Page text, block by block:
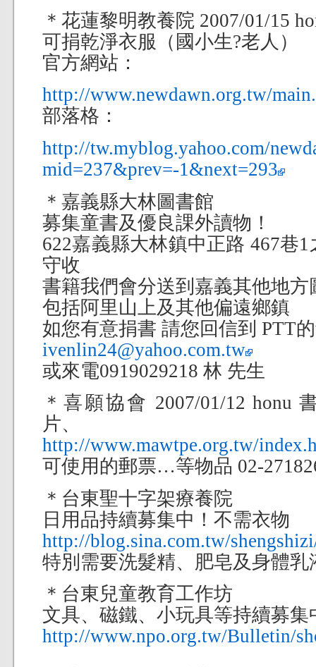
＊花蓮黎明教養院 2007/01/15
可捐乾淨衣服（國小生?老人）
官方網站：
http://www.newdawn.org.tw/
部落格：
http://tw.myblog.yahoo.com/
mid=237&prev=-1&next=293
＊嘉義縣大林圖書館
募集童書及優良課外讀物！
622嘉義縣大林鎮中正路 467巷
守收
書籍我們會分送到嘉義其他地方
包括阿里山上及其他偏遠鄉鎮
如您有意捐書 請您回信到 PTT
ivenlin24@yahoo.com.tw
或來電0919029218 林 先生
＊喜願協會 2007/01/12 honu
片、
http://www.mawtpe.org.tw/
可使用的郵票…等物品 02-
＊台東聖十字架療養院
日用品持續募集中！不需衣物
http://blog.sina.com.tw/
特別需要洗髮精、肥皂及身體乳
＊台東兒童教育工作坊
文具、磁鐵、小玩具等持續募集
http://www.npo.org.tw/Bulletin/